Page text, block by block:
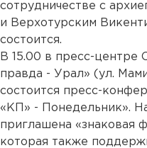
сотрудничестве с
и Верхотурским
состоится.
В 15.00 в пресс-
правда - Урал» (ул.
состоится пресс-
«КП» - Понедельник».
приглашена «знаковая
которая также